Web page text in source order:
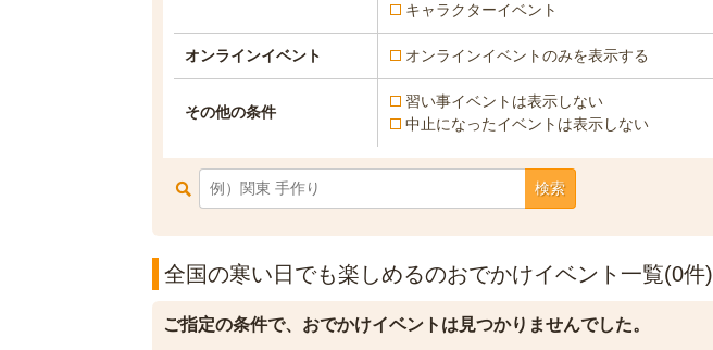
キャラクターイベント
オンラインイベント オンラインイベントのみを表示する
その他の条件
習い事イベントは表示しない
中止になったイベントは表示しない
検索
全国の寒い日でも楽しめるのおでかけイベント一覧(0件)
ご指定の条件で、おでかけイベントは見つかりませんでした。